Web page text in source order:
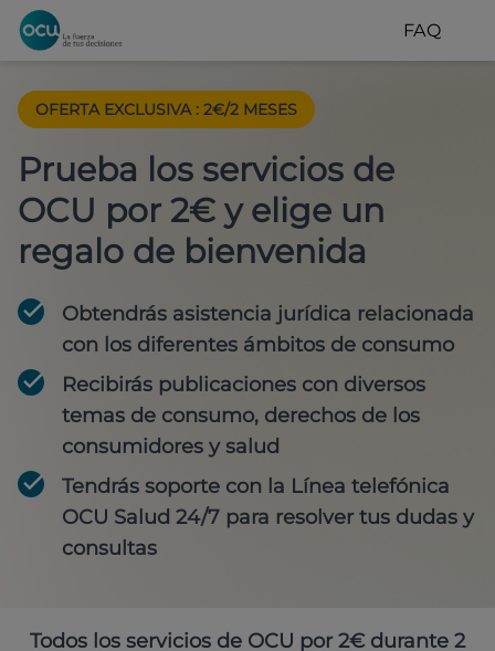
FAQ
OFERTA EXCLUSIVA : 2€/2 MESES
Prueba los servicios de
OCU por 2€ y elige un
regalo de bienvenida
Obtendrás asistencia jurídica relacionada
con los diferentes ámbitos de consumo
Recibirás publicaciones con diversos
temas de consumo, derechos de los
consumidores y salud
Tendrás soporte con la Línea telefónica
OCU Salud 24/7 para resolver tus dudas y
consultas
Todos los servicios de OCU por 2€ durante 2